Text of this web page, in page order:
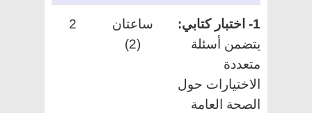
2
ساعتان
(2)
1- اختبار كتابي:
يتضمن أسئلة
متعددة
الاختيارات حول
الصحة العامة